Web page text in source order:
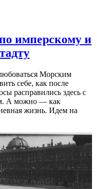
имперскому и
Морским
себе, как после
расправились здесь с
А можно — как
жизнь. Идем на